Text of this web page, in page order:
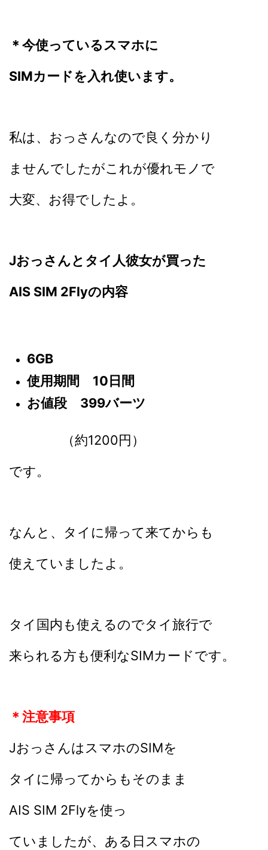
＊今使っているスマホに
SIMカードを入れ使います。
私は、おっさんなので良く分かり
ませんでしたがこれが優れモノで
大変、お得でしたよ。
Jおっさんとタイ人彼女が買った
AIS SIM 2Flyの内容
6GB
使用期間 10日間
お値段 399バーツ
（約1200円）
です。
なんと、タイに帰って来てからも
使えていましたよ。
タイ国内も使えるのでタイ旅行で
来られる方も便利なSIMカードです。
＊注意事項
JおっさんはスマホのSIMを
タイに帰ってからもそのまま
AIS SIM 2Flyを使っ
ていましたが、ある日スマホの